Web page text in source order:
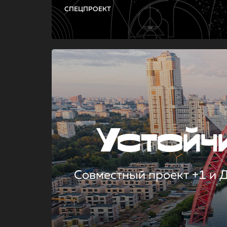
СПЕЦПРОЕКТ
Совместный проект +1 и